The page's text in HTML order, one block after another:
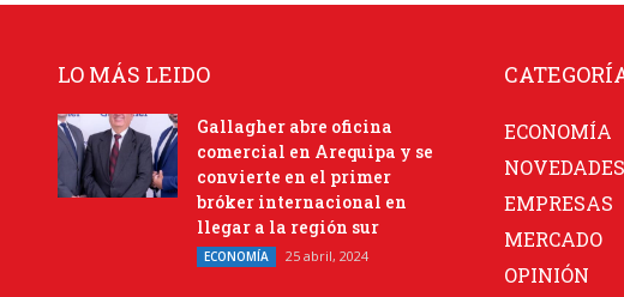
LO MÁS LEIDO
Gallagher abre oficina
comercial en Arequipa y se
convierte en el primer
bróker internacional en
llegar a la región sur
ECONOMÍA 25 abril, 2024
ECONOMÍA
NOVEDADES
EMPRESAS
MERCADO
OPINIÓN